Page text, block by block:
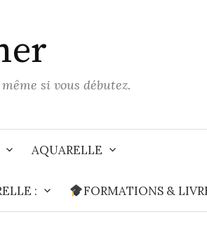
si vous débutez.
AQUARELLE
: FORMATIONS &